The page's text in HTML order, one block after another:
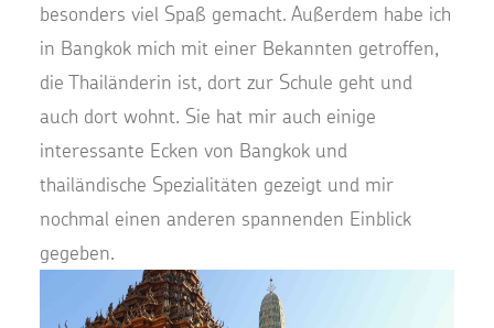
besonders viel Spaß gemacht. Außerdem habe ich
in Bangkok mich mit einer Bekannten getroffen,
die Thailänderin ist, dort zur Schule geht und
auch dort wohnt. Sie hat mir auch einige
interessante Ecken von Bangkok und
thailändische Spezialitäten gezeigt und mir
nochmal einen anderen spannenden Einblick
gegeben.